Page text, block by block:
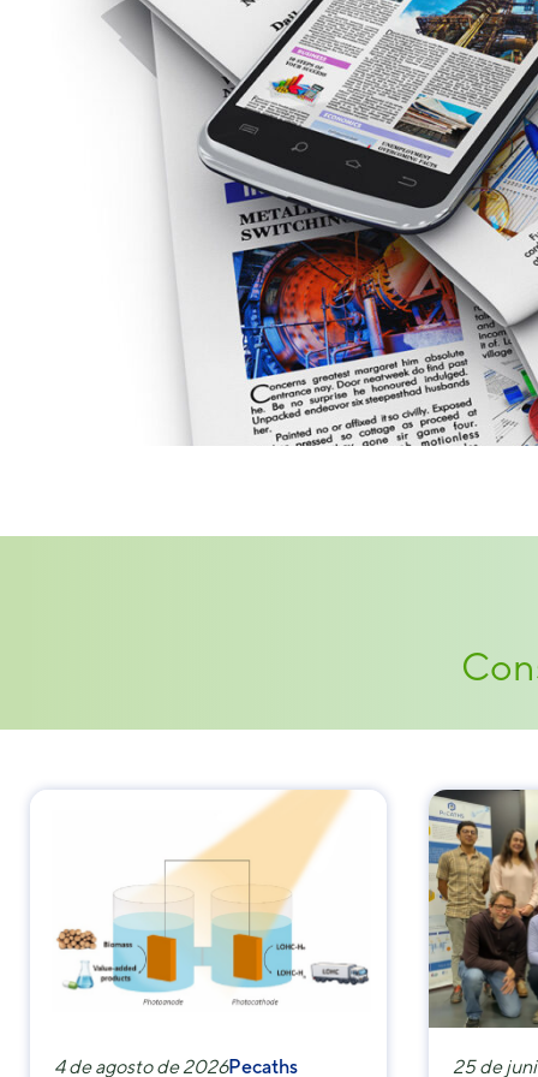
4 de agosto de 2026Pecaths 25 de